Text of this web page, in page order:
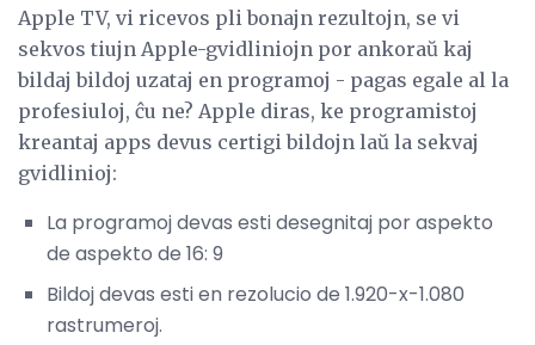
Apple TV, vi ricevos pli bonajn rezultojn, se vi
sekvos tiujn Apple-gvidliniojn por ankoraŭ kaj
bildaj bildoj uzataj en programoj - pagas egale al la
profesiuloj, ĉu ne? Apple diras, ke programistoj
kreantaj apps devus certigi bildojn laŭ la sekvaj
gvidlinioj:
La programoj devas esti desegnitaj por aspekto
de aspekto de 16: 9
Bildoj devas esti en rezolucio de 1.920-x-1.080
rastrumeroj.